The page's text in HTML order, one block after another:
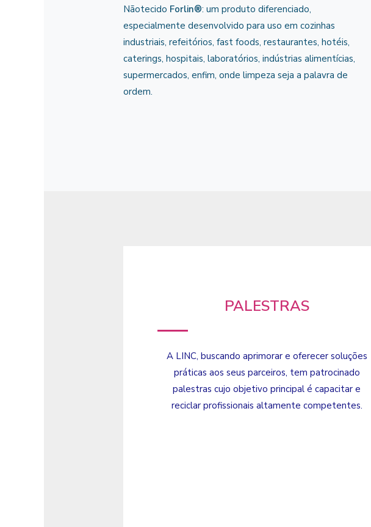
Nãotecido Forlin®: um produto diferenciado,
especialmente desenvolvido para uso em cozinhas
industriais, refeitórios, fast foods, restaurantes, hotéis,
caterings, hospitais, laboratórios, indústrias alimentícias,
supermercados, enfim, onde limpeza seja a palavra de
ordem.
PALESTRAS
A LINC, buscando aprimorar e oferecer soluções
práticas aos seus parceiros, tem patrocinado
palestras cujo objetivo principal é capacitar e
reciclar profissionais altamente competentes.